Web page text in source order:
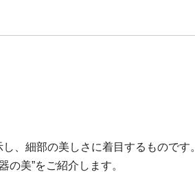
、細部の美しさに着目するもので
の美”をご紹介します。